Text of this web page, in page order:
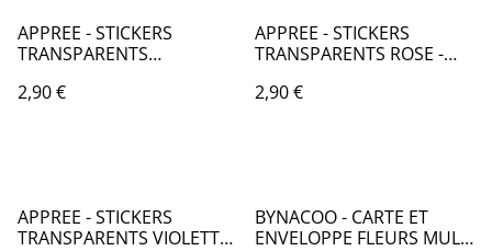
APPREE - STICKERS
TRANSPARENTS
2,90 €
APPREE - STICKERS
TRANSPARENTS ROSE -
2,90 €
APPREE - STICKERS
TRANSPARENTS VIOLETTE
BYNACOO - CARTE ET
ENVELOPPE FLEURS MULTI